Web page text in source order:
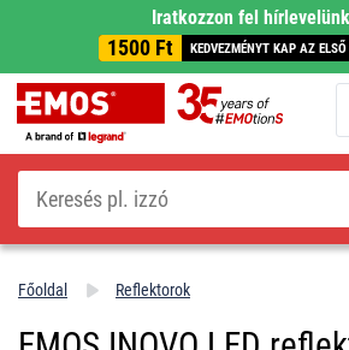
Iratkozzon fel
1500 Ft KEDVEZMÉNYT KAP AZ
Keresés
Főoldal Reflektorok